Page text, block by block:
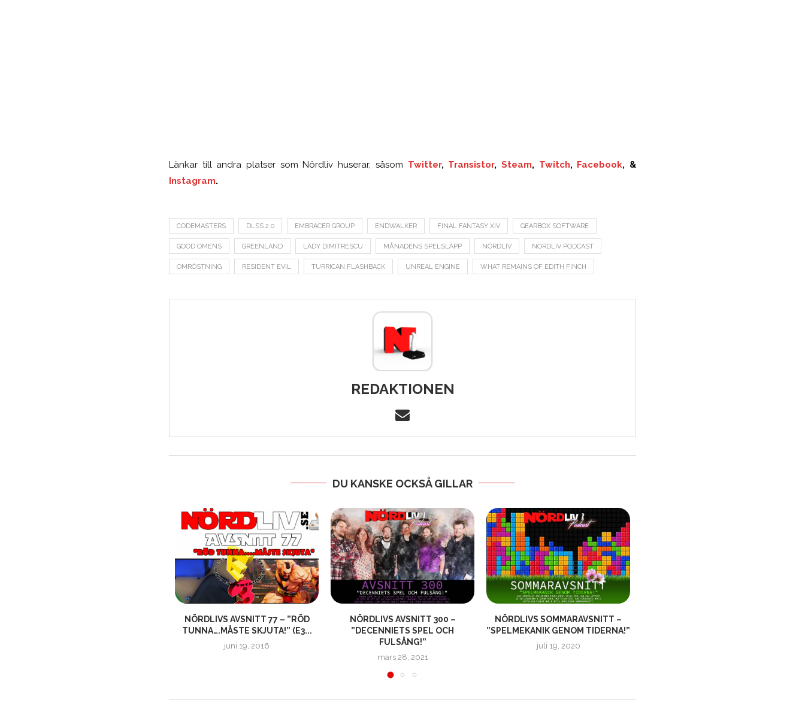
Länkar till andra platser som Nördliv huserar, såsom Twitter, Transistor, Steam, Twitch, Facebook, &
Instagram.
CODEMASTERS DLSS 2.0 EMBRACER GROUP ENDWALKER FINAL FANTASY XIV GEARBOX SOFTWARE
GOOD OMENS GREENLAND LADY DIMITRESCU MÅNADENS SPELSLÄPP NÖRDLIV NÖRDLIV PODCAST
OMRÖSTNING RESIDENT EVIL TURRICAN FLASHBACK UNREAL ENGINE WHAT REMAINS OF EDITH FINCH
REDAKTIONEN
DU KANSKE OCKSÅ GILLAR
NÖRDLIVS AVSNITT 77 – ”RÖD
TUNNA….MÅSTE SKJUTA!” (E3...
juni 19, 2016
NÖRDLIVS AVSNITT 300 –
”DECENNIETS SPEL OCH
FULSÅNG!”
mars 28, 2021
NÖRDLIVS SOMMARAVSNITT –
”SPELMEKANIK GENOM TIDERNA!”
juli 19, 2020